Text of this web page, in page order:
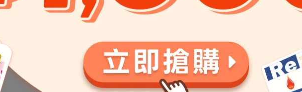
南極磷蝦大肉包主食餐包(貓)45g
－泌尿道保健 雞肉 x 蔓越莓
NT$65
南極磷蝦大肉包主食餐包
(貓)45g【多件優惠】
NT$60NT$65